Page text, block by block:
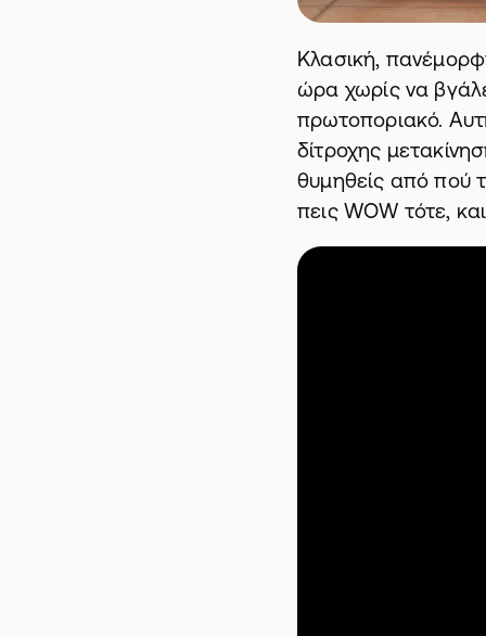
Κλασική,
ώρα χωρίς να
πρωτοποριακό.
δίτροχης
θυμηθείς από πού
πεις WOW τότε,